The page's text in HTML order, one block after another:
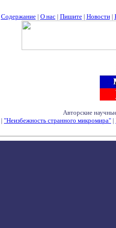
Содержание| О нас| Пишите| Новости|
Авторские
| "Неизбежность странного микромира" |